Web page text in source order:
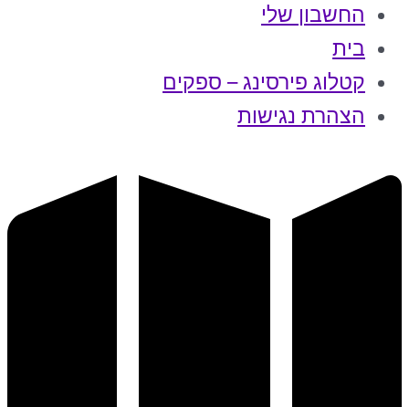
החשבון שלי
בית
קטלוג פירסינג – ספקים
הצהרת נגישות